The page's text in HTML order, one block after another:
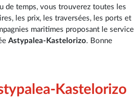
de temps, vous trouverez toutes les
les prix, les traversées, les ports et
maritimes proposant le service
Astypalea-Kastelorizo. Bonne
Kastelorizo